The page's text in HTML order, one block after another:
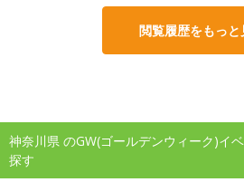
閲覧履歴をもっと
神奈川県 のGW(ゴールデンウィーク)イ
探す